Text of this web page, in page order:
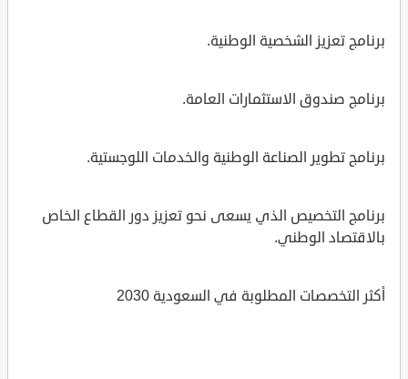
برنامج تعزيز الشخصية الوطنية.
برنامج صندوق الاستثمارات العامة.
برنامج تطوير الصناعة الوطنية والخدمات اللوجستية.
برنامج التخصيص الذي يسعى نحو تعزيز دور القطاع الخاص
بالاقتصاد الوطني.
أكثر التخصصات المطلوبة في السعودية 2030